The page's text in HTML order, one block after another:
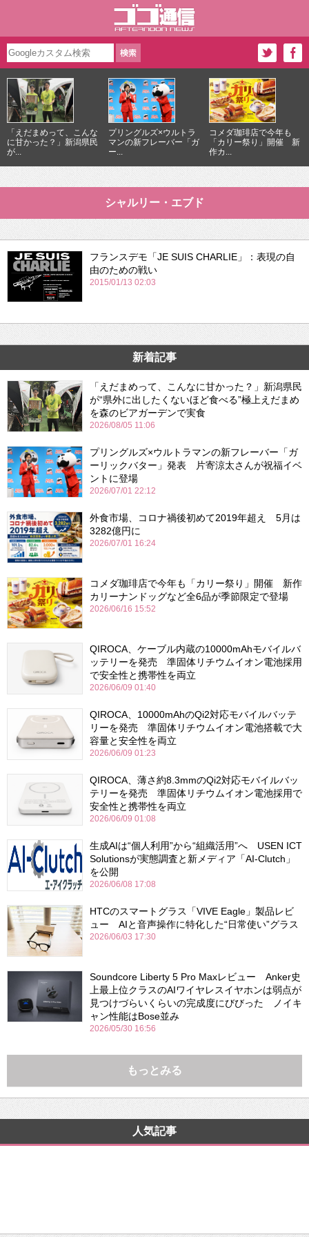
「えだまめって、こんな
に甘かった？」新潟県民
が...
プリングルズ×ウルトラ
マンの新フレーバー「ガ
ー...
コメダ珈琲店で今年も
「カリー祭り」開催 新
作カ...
シャルリー・エブド
フランスデモ「JE SUIS CHARLIE」：表現の自
由のための戦い
2015/01/13 02:03
新着記事
「えだまめって、こんなに甘かった？」新潟県民
が“県外に出したくないほど食べる”極上えだまめ
を森のビアガーデンで実食
2026/08/05 11:06
プリングルズ×ウルトラマンの新フレーバー「ガ
ーリックバター」発表 片寄涼太さんが祝福イベ
ントに登場
2026/07/01 22:12
外食市場、コロナ禍後初めて2019年超え 5月は
3282億円に
2026/07/01 16:24
コメダ珈琲店で今年も「カリー祭り」開催 新作
カリーナンドッグなど全6品が季節限定で登場
2026/06/16 15:52
QIROCA、ケーブル内蔵の10000mAhモバイルバ
ッテリーを発売 準固体リチウムイオン電池採用
で安全性と携帯性を両立
2026/06/09 01:40
QIROCA、10000mAhのQi2対応モバイルバッテ
リーを発売 準固体リチウムイオン電池搭載で大
容量と安全性を両立
2026/06/09 01:23
QIROCA、薄さ約8.3mmのQi2対応モバイルバッ
テリーを発売 準固体リチウムイオン電池採用で
安全性と携帯性を両立
2026/06/09 01:08
生成AIは“個人利用”から“組織活用”へ USEN ICT
Solutionsが実態調査と新メディア「AI-Clutch」
を公開
2026/06/08 17:08
HTCのスマートグラス「VIVE Eagle」製品レビ
ュー AIと音声操作に特化した“日常使い”グラス
2026/06/03 17:30
Soundcore Liberty 5 Pro Maxレビュー Anker史
上最上位クラスのAIワイヤレスイヤホンは弱点が
見つけづらいくらいの完成度にびびった ノイキ
ャン性能はBose並み
2026/05/30 16:56
もっとみる
人気記事